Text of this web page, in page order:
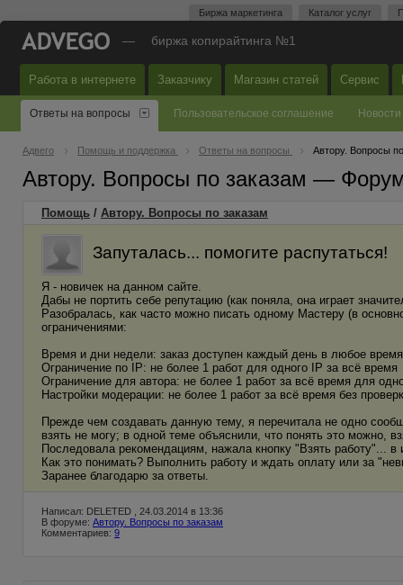
Биржа маркетинга Каталог услуг
— биржа копирайтинга №1
Работа в интернете Заказчику Магазин статей Сервис
Ответы на вопросы Пользовательское соглашение Новости
Адвего Помощь и поддержка Ответы на вопросы Автору. Вопросы
Автору. Вопросы по заказам —
Помощь / Автору. Вопросы по заказам
Запуталась... помогите распутаться!
Я - новичек на данном сайте.
Дабы не портить себе репутацию (как поняла, она играет
Разобралась, как часто можно писать одному Мастеру (в
ограничениями:
Время и дни недели: заказ доступен каждый день в любое время
Ограничение по IP: не более 1 работ для одного IP за всё время
Ограничение для автора: не более 1 работ за всё время для
Настройки модерации: не более 1 работ за всё время без
Прежде чем создавать данную тему, я перечитала не одно
взять не могу; в одной теме объяснили, что понять это можно,
Последовала рекомендациям, нажала кнопку "Взять работу"... в
Как это понимать? Выполнить работу и ждать оплату или за
Заранее благодарю за ответы.
Написал: DELETED , 24.03.2014 в 13:36
В форуме: Автору. Вопросы по заказам
Комментариев: 9